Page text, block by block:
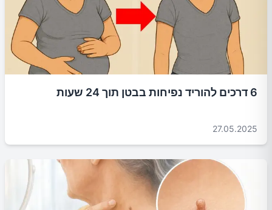
6 דרכים להוריד נפיחות בבטן תוך 24 שעות
27.05.2025